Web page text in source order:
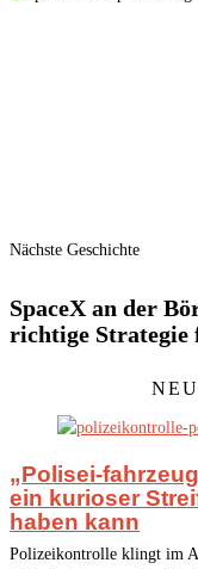
Nächste Geschichte
SpaceX an der
richtige
„Polisei-
ein kurioser
haben kann
Polizeikontrolle klingt im